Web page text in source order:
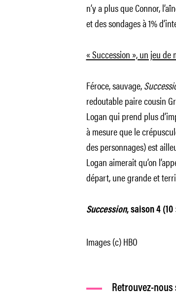
n’y a plus que Connor,
et des sondages à 1%
« Succession », un jeu de
Féroce, sauvage,
redoutable paire cousin
Logan qui prend plus
à mesure que le
des personnages) est
Logan aimerait qu’on
départ, une grande et
Succession, saison 4
Images (c) HBO
Retrouvez-nous